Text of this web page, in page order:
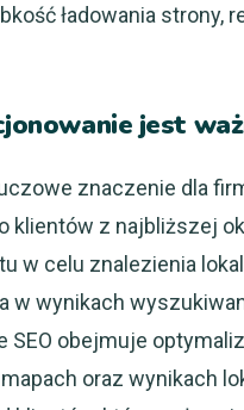
ładowania strony,
jest
znaczenie dla
klientów z najbliższej
w celu znalezienia
w wynikach
obejmuje
oraz wynikach